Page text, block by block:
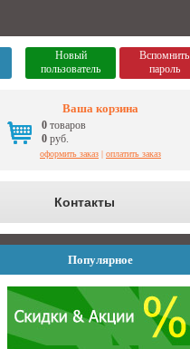
Новый
пользователь
Вспомнить
пароль
Ваша корзина
0 товаров
0 руб.
оформить заказ | оплатить заказ
Контакты
Популярное